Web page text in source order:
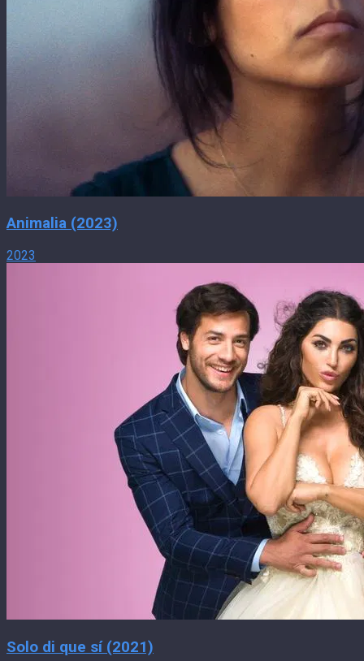
Animalia (2023)
2023
Solo di que sí (2021)